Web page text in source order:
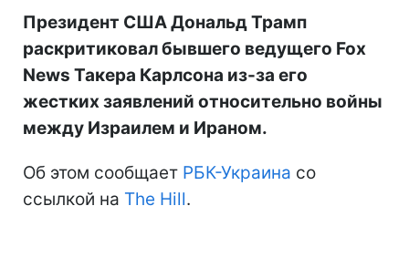
Президент США Дональд Трамп
раскритиковал бывшего ведущего Fox
News Такера Карлсона из-за его
жестких заявлений относительно войны
между Израилем и Ираном.
Об этом сообщает РБК-Украина со
ссылкой на The Hill.